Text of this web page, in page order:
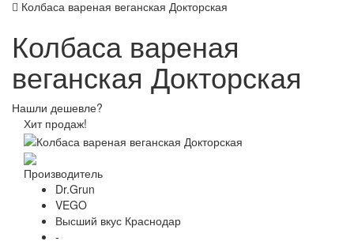
Колбаса вареная веганская Докторская
Колбаса вареная
веганская Докторская
Нашли дешевле?
Хит продаж!
Производитель
Dr.Grun
VEGO
Высший вкус Краснодар
-